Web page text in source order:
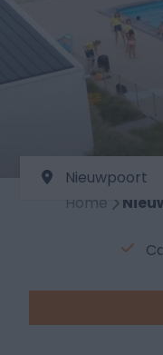
Nieuwpoort
Home